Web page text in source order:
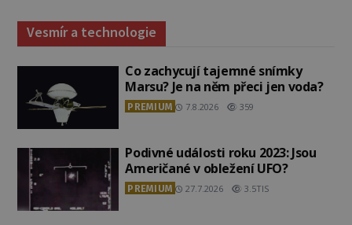
Vesmír a technologie
Co zachycují tajemné snímky
Marsu? Je na něm přeci jen voda?
PREMIUM 7.8.2026 359
Podivné události roku 2023: Jsou
Američané v obležení UFO?
PREMIUM 27.7.2026 3.5TIS